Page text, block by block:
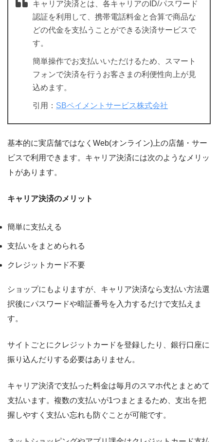
キャリア決済とは、 各キャリアのID/パスワード
認証を利用して、携帯電話料金と合算で商品な
どの代金を支払うことができる決済サービス で
す。
簡単操作でお支払いいただけるため、スマート
フォンで決済を行うお客さまの利便性向上が見
込めます。
引用： SBペイメントサービス株式会社
基本的に実店舗ではなくWeb(オンライン)上の店舗・サー
ビスで利用できます。キャリア決済には次のようなメリッ
トがあります。
キャリア決済のメリット
簡単に支払える
支払いをまとめられる
クレジットカード不要
ショップにもよりますが、キャリア決済なら支払い方法選
択後にパスワードや暗証番号を入力するだけで支払えま
す。
サイトごとにクレジットカードを登録したり、銀行口座に
振り込んだりする必要はありません。
キャリア決済で支払った料金は毎月のスマホ代とまとめて
支払います。複数の支払いが1つまとまるため、支出を把
握しやすく支払い忘れも防ぐことが可能です。